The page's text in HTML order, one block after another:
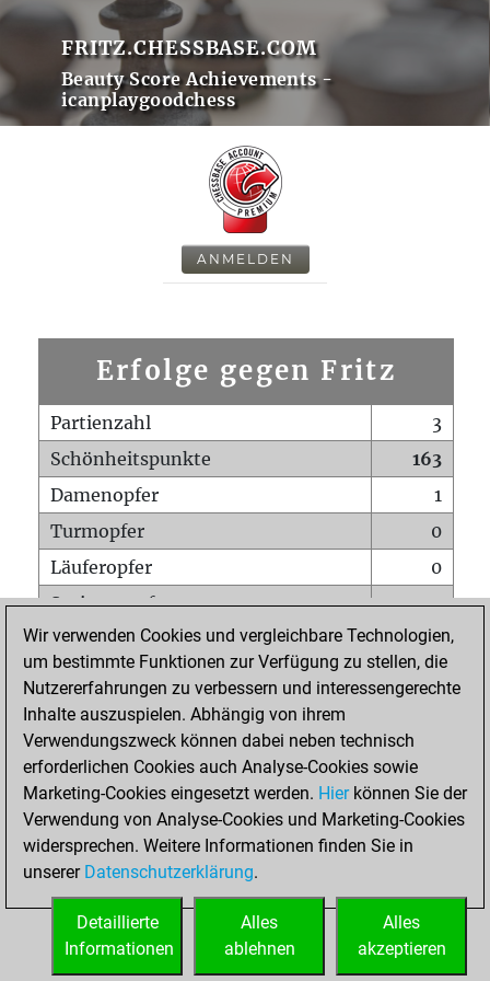
FRITZ.CHESSBASE.COM
Beauty Score Achievements -
icanplaygoodchess
ANMELDEN
Erfolge gegen Fritz
Partienzahl
3
Schönheitspunkte
163
Damenopfer
1
Turmopfer
0
Läuferopfer
0
Springeropfer
0
Bauernopfer
0
Matt auf vollem Brett
0
Bauer setzt Matt
Erstickte Matts
Unterverwandlungen
0
Türme auf der siebten
0
STARTSEITE
Wir verwenden Cookies und vergleichbare Technologien,
um bestimmte Funktionen zur Verfügung zu stellen, die
Nutzererfahrungen zu verbessern und interessengerechte
Inhalte auszuspielen. Abhängig von ihrem
Verwendungszweck können dabei neben technisch
erforderlichen Cookies auch Analyse-Cookies sowie
Marketing-Cookies eingesetzt werden. Hierkönnen Sie der
Verwendung von Analyse-Cookies und Marketing-Cookies
widersprechen. Weitere Informationen finden Sie in
unserer Datenschutzerklärung.
Alles
akzeptieren
Alles
ablehnen
Detaillierte
Informationen